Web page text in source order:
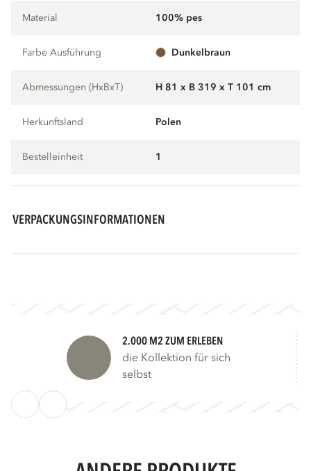
Material 100% pes
Farbe Ausführung dunkelbraun
Abmessungen (HxBxT) H 81 x B 319 x T 101 cm
Herkunftsland Polen
Bestelleinheit 1
VERPACKUNGSINFORMATIONEN
2.000 M2 ZUM ERLEBEN
die Kollektion für sich
selbst